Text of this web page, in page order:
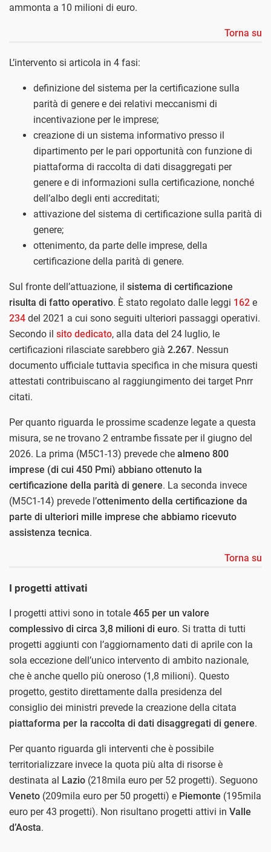
ammonta a 10 milioni di euro.
Torna su
L’intervento si articola in 4 fasi:
definizione del sistema per la certificazione sulla
parità di genere e dei relativi meccanismi di
incentivazione per le imprese;
creazione di un sistema informativo presso il
dipartimento per le pari opportunità con funzione di
piattaforma di raccolta di dati disaggregati per
genere e di informazioni sulla certificazione, nonché
dell’albo degli enti accreditati;
attivazione del sistema di certificazione sulla parità di
genere;
ottenimento, da parte delle imprese, della
certificazione della parità di genere.
Sul fronte dell’attuazione, il sistema di certificazione
risulta di fatto operativo. È stato regolato dalle leggi 162 e
234 del 2021 a cui sono seguiti ulteriori passaggi operativi.
Secondo il sito dedicato, alla data del 24 luglio, le
certificazioni rilasciate sarebbero già 2.267. Nessun
documento ufficiale tuttavia specifica in che misura questi
attestati contribuiscano al raggiungimento dei target Pnrr
citati.
Per quanto riguarda le prossime scadenze legate a questa
misura, se ne trovano 2 entrambe fissate per il giugno del
2026. La prima (M5C1-13) prevede che almeno 800
imprese (di cui 450 Pmi) abbiano ottenuto la
certificazione della parità di genere. La seconda invece
(M5C1-14) prevede l’ottenimento della certificazione da
parte di ulteriori mille imprese che abbiamo ricevuto
assistenza tecnica.
Torna su
I progetti attivati
I progetti attivi sono in totale 465 per un valore
complessivo di circa 3,8 milioni di euro. Si tratta di tutti
progetti aggiunti con l’aggiornamento dati di aprile con la
sola eccezione dell’unico intervento di ambito nazionale,
che è anche quello più oneroso (1,8 milioni). Questo
progetto, gestito direttamente dalla presidenza del
consiglio dei ministri prevede la creazione della citata
piattaforma per la raccolta di dati disaggregati di genere.
Per quanto riguarda gli interventi che è possibile
territorializzare invece la quota più alta di risorse è
destinata al Lazio (218mila euro per 52 progetti). Seguono
Veneto (209mila euro per 50 progetti) e Piemonte (195mila
euro per 43 progetti). Non risultano progetti attivi in Valle
d’Aosta.